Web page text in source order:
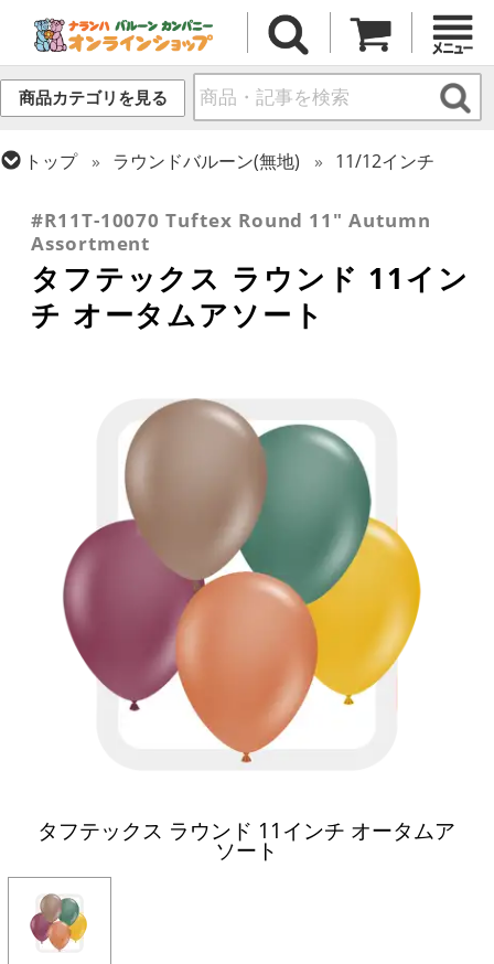
商品カテゴリを見る
トップ ラウンドバルーン(無地)
11/12インチ
#R11T-10070 Tuftex Round 11" Autumn
Assortment
タフテックス ラウンド 11イン
チ オータムアソート
タフテックス ラウンド 11インチ オータムア
ソート